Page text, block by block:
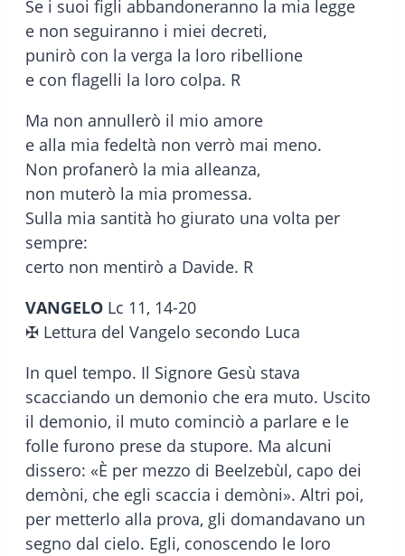
Se i suoi figli abbandoneranno la mia legge
e non seguiranno i miei decreti,
punirò con la verga la loro ribellione
e con flagelli la loro colpa. R
Ma non annullerò il mio amore
e alla mia fedeltà non verrò mai meno.
Non profanerò la mia alleanza,
non muterò la mia promessa.
Sulla mia santità ho giurato una volta per
sempre:
certo non mentirò a Davide. R
VANGELO Lc 11, 14-20
✠ Lettura del Vangelo secondo Luca
In quel tempo. Il Signore Gesù stava
scacciando un demonio che era muto. Uscito
il demonio, il muto cominciò a parlare e le
folle furono prese da stupore. Ma alcuni
dissero: «È per mezzo di Beelzebùl, capo dei
demòni, che egli scaccia i demòni». Altri poi,
per metterlo alla prova, gli domandavano un
segno dal cielo. Egli, conoscendo le loro